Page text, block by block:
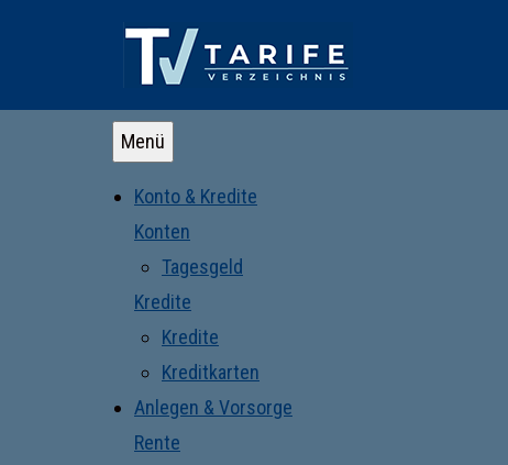
Menü
Konto & Kredite
Konten
Tagesgeld
Kredite
Kredite
Kreditkarten
Anlegen & Vorsorge
Rente